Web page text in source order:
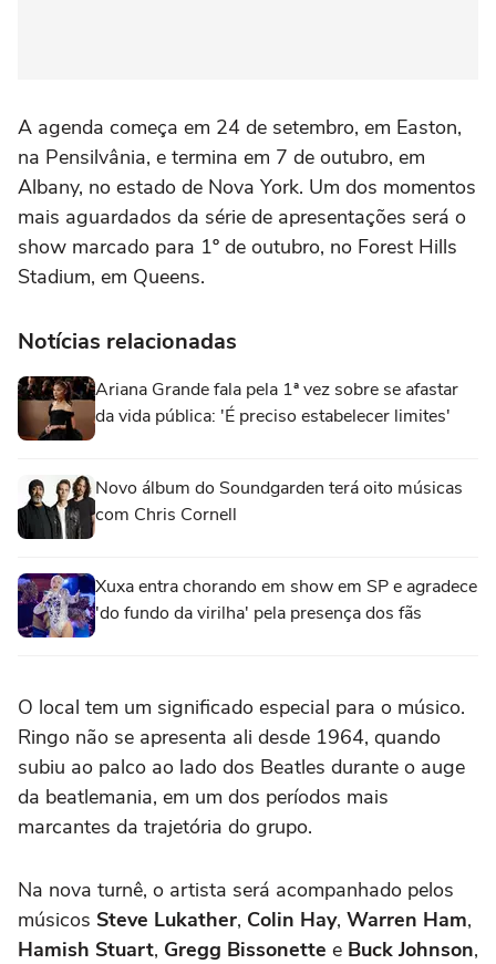
A agenda começa em 24 de setembro, em Easton,
na Pensilvânia, e termina em 7 de outubro, em
Albany, no estado de Nova York. Um dos momentos
mais aguardados da série de apresentações será o
show marcado para 1º de outubro, no Forest Hills
Stadium, em Queens.
Notícias relacionadas
Ariana Grande fala pela 1ª vez sobre se afastar
da vida pública: 'É preciso estabelecer limites'
Novo álbum do Soundgarden terá oito músicas
com Chris Cornell
Xuxa entra chorando em show em SP e agradece
'do fundo da virilha' pela presença dos fãs
O local tem um significado especial para o músico.
Ringo não se apresenta ali desde 1964, quando
subiu ao palco ao lado dos Beatles durante o auge
da beatlemania, em um dos períodos mais
marcantes da trajetória do grupo.
Na nova turnê, o artista será acompanhado pelos
músicos Steve Lukather, Colin Hay, Warren Ham,
Hamish Stuart, Gregg Bissonette e Buck Johnson,